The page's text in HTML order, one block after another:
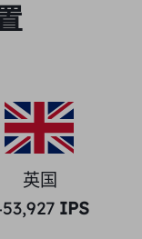
英国
IPS